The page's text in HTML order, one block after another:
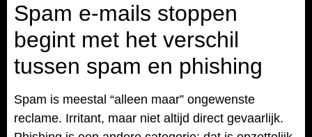
Spam e-mails stoppen
begint met het verschil
tussen spam en phishing
Spam is meestal “alleen maar” ongewenste
reclame. Irritant, maar niet altijd direct gevaarlijk.